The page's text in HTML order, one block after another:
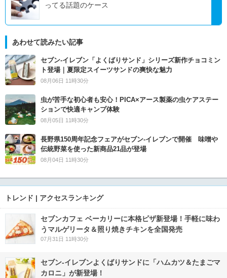
ってる話題のケース
あわせて読みたい記事
セブン‐イレブン「よくばりサンド」シリーズ新作チョコミン
ト登場｜夏限定スイーツサンドの爽快な魅力
08月06日 11時30分
虫が苦手な初心者も安心！PICA×アース製薬の虫ケアステー
ションで快適キャンプ体験
08月05日 11時30分
長野県150周年記念フェアがセブン-イレブンで開催 味噌や
伝統野菜を使った新商品21品が登場
08月04日 11時30分
トレンド | アクセスランキング
セブンカフェ ベーカリーに本格ピザ新登場！手軽に味わ
うマルゲリータ＆照り焼きチキンを全国発売
07月31日 11時30分
セブン‐イレブンよくばりサンドに「ハムカツ＆たまごマ
カロニ」が新登場！